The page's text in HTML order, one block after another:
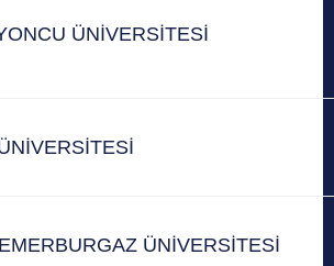
ÜNİVERSİTESİ
ÜNİVERSİTESİ